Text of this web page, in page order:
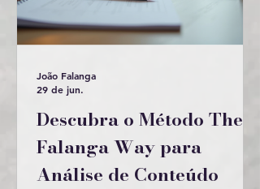
Descubra o Método The
Falanga Way para
Análise de Conteúdo
João Falanga
29 de jun.